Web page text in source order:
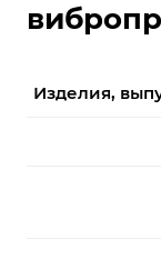
Изделия,